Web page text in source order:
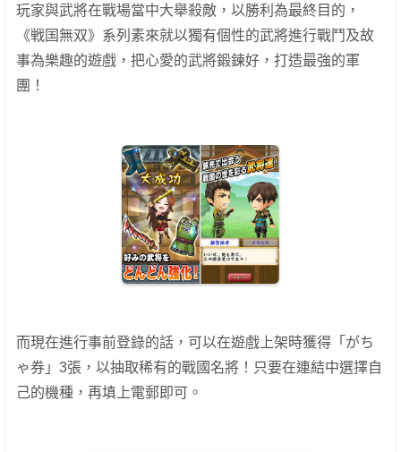
玩家與武將在戰場當中大舉殺敵，以勝利為最終目的，
《戦国無双》系列素來就以獨有個性的武將進行戰鬥及故
事為樂趣的遊戲，把心愛的武將鍛鍊好，打造最強的軍
團！
而現在進行事前登錄的話，可以在遊戲上架時獲得「がち
ゃ券」3張，以抽取稀有的戰國名將！只要在連結中選擇自
己的機種，再填上電郵即可。